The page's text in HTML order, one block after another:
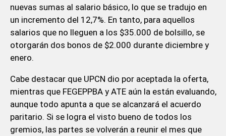
nuevas sumas al salario básico, lo que se tradujo en
un incremento del 12,7%. En tanto, para aquellos
salarios que no lleguen a los $35.000 de bolsillo, se
otorgarán dos bonos de $2.000 durante diciembre y
enero.
Cabe destacar que UPCN dio por aceptada la oferta,
mientras que FEGEPPBA y ATE aún la están evaluando,
aunque todo apunta a que se alcanzará el acuerdo
paritario. Si se logra el visto bueno de todos los
gremios, las partes se volverán a reunir el mes que